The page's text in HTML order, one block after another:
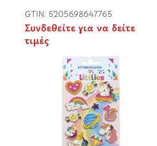
GTIN: 5205698647765
Συνδεθείτε για να δείτε
τιμές